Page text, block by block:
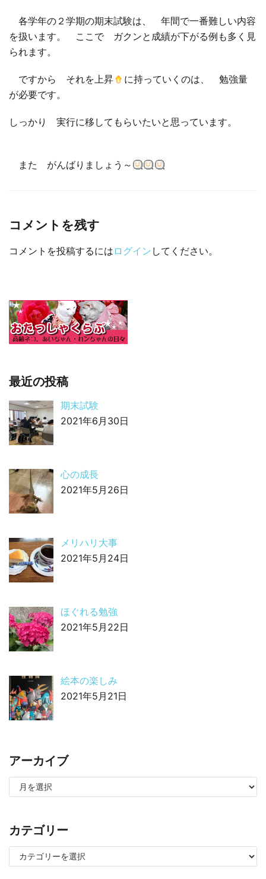
各学年の２学期の期末試験は、 年間で一番難しい内容
を扱います。 ここで ガクンと成績が下がる例も多く見
られます。
ですから それを上昇
に持っていくのは、 勉強量
が必要です。
しっかり 実行に移してもらいたいと思っています。
また がんばりましょう～
コメントを残す
コメントを投稿するには ログイン してください。
最近の投稿
期末試験
2021年6月30日
心の成長
2021年5月26日
メリハリ大事
2021年5月24日
ほぐれる勉強
2021年5月22日
絵本の楽しみ
2021年5月21日
アーカイブ
カテゴリー